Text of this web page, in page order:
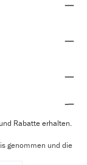
Rabatte erhalten.
genommen und die